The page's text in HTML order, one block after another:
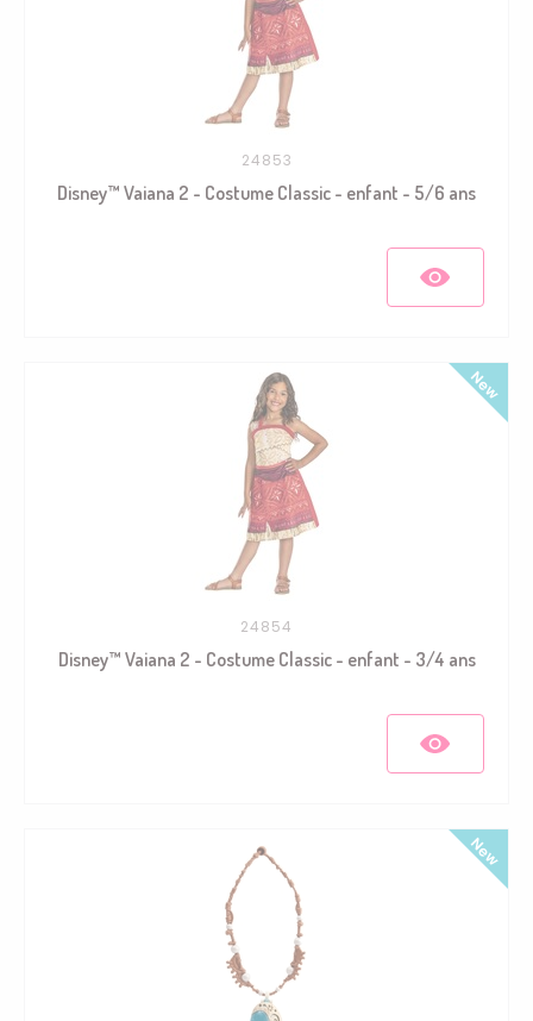
24853
Disney™ Vaiana 2 - Costume Classic - enfant - 5/6 ans
24854
Disney™ Vaiana 2 - Costume Classic - enfant - 3/4 ans